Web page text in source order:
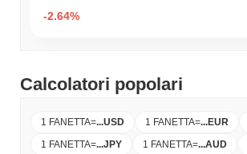
-2.64%
Calcolatori popolari
1 FANETTA=...USD 1 FANETTA=...EUR
1 FANETTA=...JPY 1 FANETTA=...AUD